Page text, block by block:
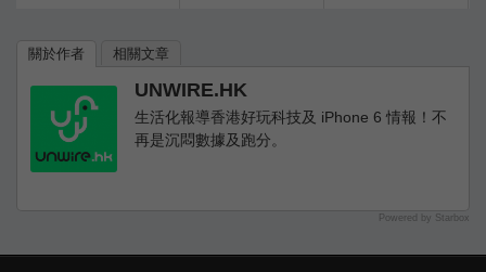
關於作者 相關文章
UNWIRE.HK
生活化報導香港好玩科技及 iPhone 6 情報！不
再是沉悶數據及跑分。
Powered by Starbox